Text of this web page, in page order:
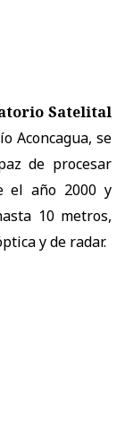
Satelital
Aconcagua, se
de procesar
el año 2000 y
10 metros,
y de radar.